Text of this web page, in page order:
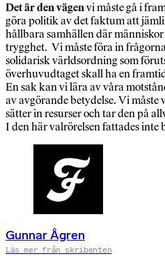
Det är den vägenvi måste gå i
göra politik av det faktum att
hållbara samhällen där
trygghet. Vi måste föra in
solidarisk världsordning som
överhuvudtaget skall ha en
En sak kan vi lära av våra
av avgörande betydelse. Vi
sätter in resurser och tar den på
I den här valrörelsen fattades inte
Gunnar Ågren
Läs mer från skribenten